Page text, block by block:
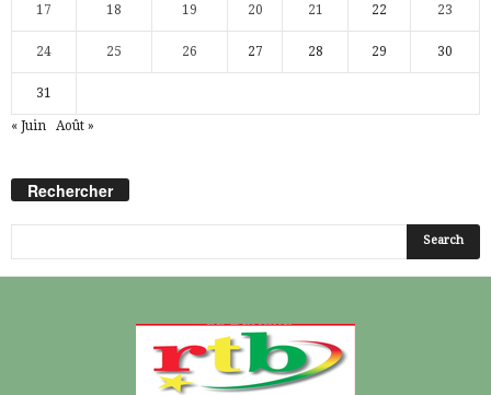
17 18 19 20 21 22 23
24 25 26 27 28 29 30
31
« Juin Août »
Rechercher